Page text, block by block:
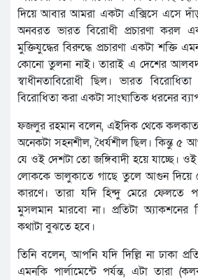
দিয়ে আবার আমরা একটা এক্সিসে এসে
অনবরত ভারত বিরোধী প্রচারণা করল
মুক্তিযুদ্ধের বিরুদ্ধে প্রচারণা একটা শক্তি
কোনো তুলনা নাই। তারাই এ দেশের
স্বাধীনতাবিরোধী ছিল। ভারত
বিরোধিতা করা একটা সাংঘাতিক ধরনের
ফজলুর রহমান বলেন, এইদিক থেকে কলকাতা
অনেকটা সহনশীল, ধৈর্যশীল ছিল। কিন্তু ৫
যে ওই দেশটা তো জঙ্গিবাদী হয়ে যাচ্ছে।
লোককে ভালুকাতে গাছে তুলে আগুন দিয়ে
কারণে। তারা যদি হিন্দু মেরে ফেলতে
মুসলমান মারবো না। প্রতিটা
কথাটা বুঝতে হবে।
তিনি বলেন, আপনি যদি দিল্লি না ঢাকা
এমনকি পার্লামেন্টে পর্যন্ত, এটা তারা